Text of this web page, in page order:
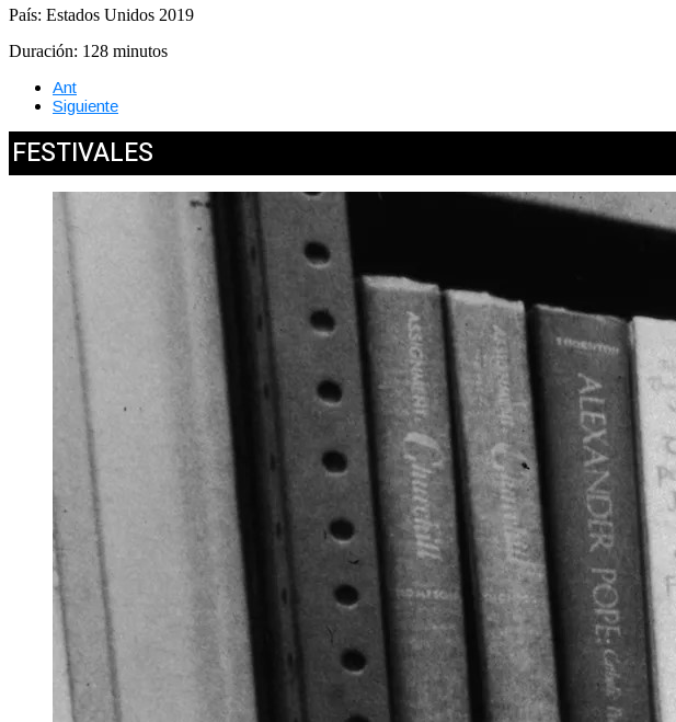
País: Estados Unidos 2019
Duración: 128 minutos
Ant
Siguiente
FESTIVALES